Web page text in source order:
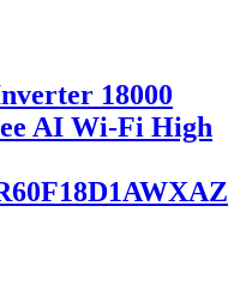
18000
AI Wi-Fi High